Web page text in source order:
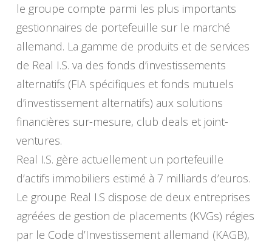
le groupe compte parmi les plus importants
gestionnaires de portefeuille sur le marché
allemand. La gamme de produits et de services
de Real I.S. va des fonds d’investissements
alternatifs (FIA spécifiques et fonds mutuels
d’investissement alternatifs) aux solutions
financières sur-mesure, club deals et joint-
ventures.
Real I.S. gère actuellement un portefeuille
d’actifs immobiliers estimé à 7 milliards d’euros.
Le groupe Real I.S dispose de deux entreprises
agréées de gestion de placements (KVGs) régies
par le Code d’Investissement allemand (KAGB),